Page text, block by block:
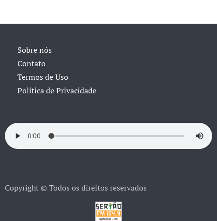
Sobre nós
Contato
Termos de Uso
Política de Privacidade
Copyright © Todos os direitos reservados